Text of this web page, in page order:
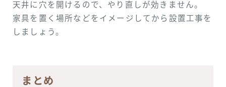
天井に穴を開けるので、やり直しが効きません。
家具を置く場所などをイメージしてから設置工事を
しましょう。
まとめ